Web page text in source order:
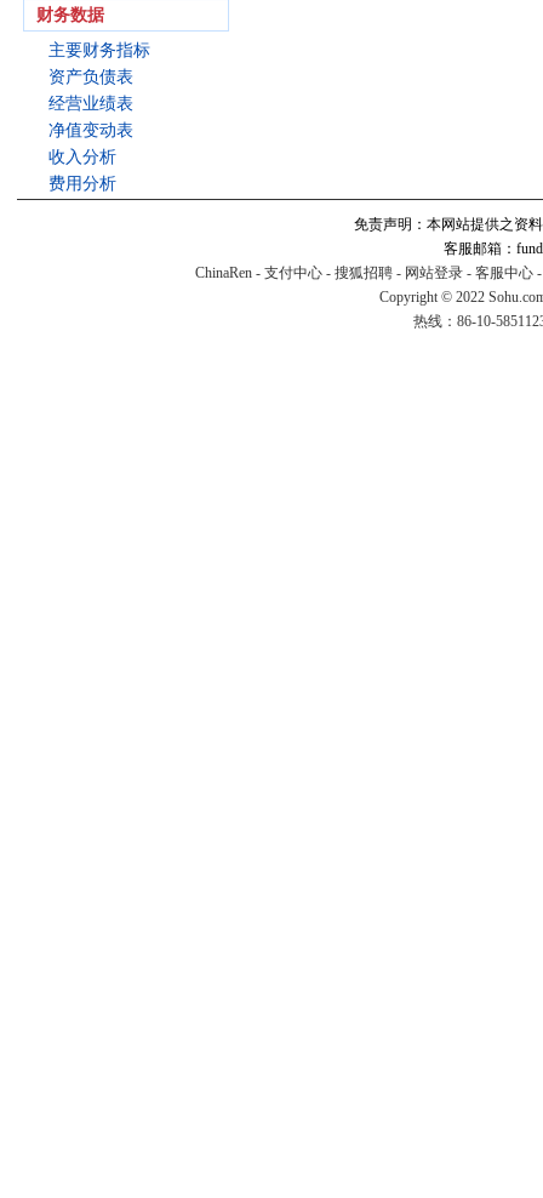
财务数据
主要财务指标
资产负债表
经营业绩表
净值变动表
收入分析
费用分析
免责声明：本网站提供之资
客服邮箱：
ChinaRen - 支付中心 - 搜狐招聘 - 网站登录 - 客服中心
Copyright © 2022
热线：86-10-